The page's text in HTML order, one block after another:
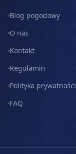
Blog pogodowy
O nas
Kontakt
Regulamin
Polityka prywatności
FAQ